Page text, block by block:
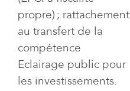
propre) ; rattachement
au transfert de la
compétence
Eclairage public pour
les investissements.